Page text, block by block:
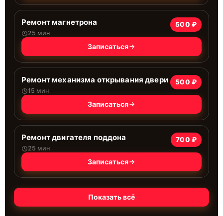
Ремонт магнетрона
25 мин
500 ₽
Записаться
Ремонт механизма открывания двери
15 мин
500 ₽
Записаться
Ремонт двигателя поддона
25 мин
700 ₽
Записаться
Показать всё